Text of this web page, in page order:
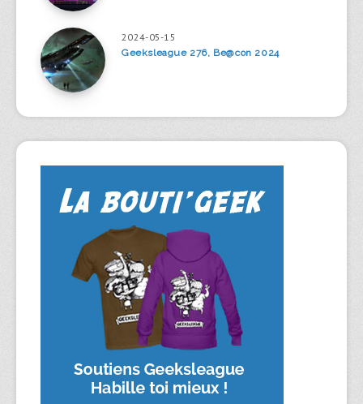
2024-05-15
Geeksleague 276, Be@con 2024